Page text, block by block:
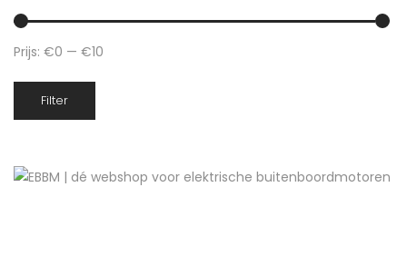
Filter
Prijs: €0 — €10